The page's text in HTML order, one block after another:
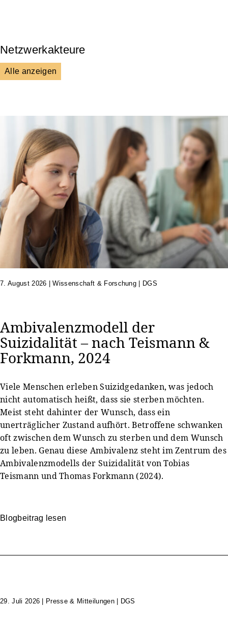
Netzwerkakteure
Alle anzeigen
7. August 2026 |Wissenschaft & Forschung | DGS
Ambivalenzmodell der
Suizidalität – nach Teismann &
Forkmann, 2024
Viele Menschen erleben Suizidgedanken, was jedoch
nicht automatisch heißt, dass sie sterben möchten.
Meist steht dahinter der Wunsch, dass ein
unerträglicher Zustand aufhört. Betroffene schwanken
oft zwischen dem Wunsch zu sterben und dem Wunsch
zu leben. Genau diese Ambivalenz steht im Zentrum des
Ambivalenzmodells der Suizidalität von Tobias
Teismann und Thomas Forkmann (2024).
Blogbeitrag lesen
29. Juli 2026 | Presse & Mitteilungen | DGS